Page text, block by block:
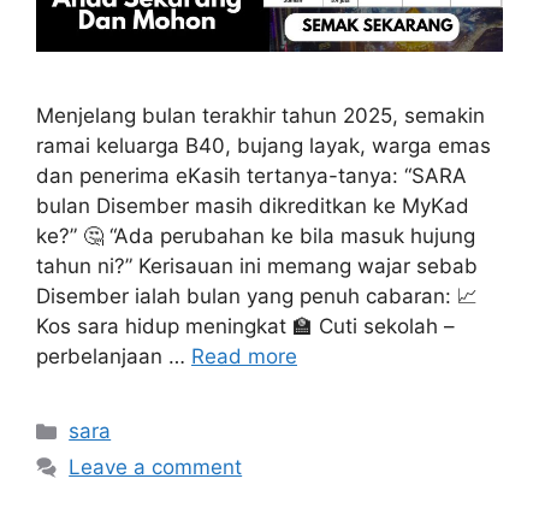
Menjelang bulan terakhir tahun 2025, semakin
ramai keluarga B40, bujang layak, warga emas
dan penerima eKasih tertanya-tanya: “SARA
bulan Disember masih dikreditkan ke MyKad
ke?” 🤔 “Ada perubahan ke bila masuk hujung
tahun ni?” Kerisauan ini memang wajar sebab
Disember ialah bulan yang penuh cabaran: 📈
Kos sara hidup meningkat 🏫 Cuti sekolah –
perbelanjaan … Read more
Categories
sara
Leave a comment